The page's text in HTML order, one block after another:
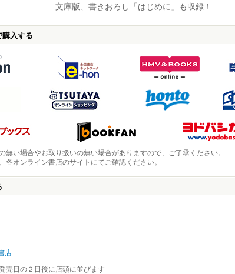
文庫版、書きおろし「はじめに」も収録！
購入する
無い場合やお取り扱いの無い場合がありますので、ご了承ください。
各オンライン書店のサイトにてご確認ください。
店
売日の２日後に店頭に並びます